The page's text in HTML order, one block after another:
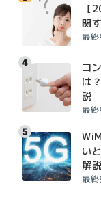
【
関
最
コ
は
説
最
い
解説
最